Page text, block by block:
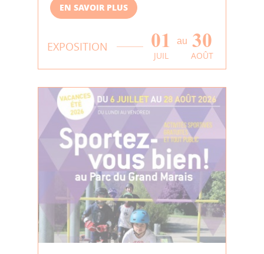
EN SAVOIR PLUS
EXPOSITION 01
JUIL
au 30
AOÛT